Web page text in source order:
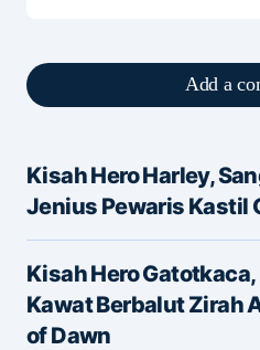
Add a
Alamat email Anda tidak
Ruas yang wajib ditandai
Message*
Kisah Hero Harley,
Jenius Pewaris Kastil
Kisah Hero
Kawat Berbalut Zirah
of Dawn